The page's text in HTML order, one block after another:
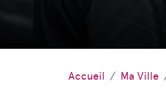
Accueil Ma Ville